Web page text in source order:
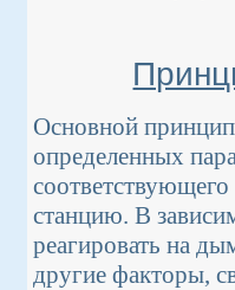
Основной
определенных
станцию. В
реагировать на
другие факторы,